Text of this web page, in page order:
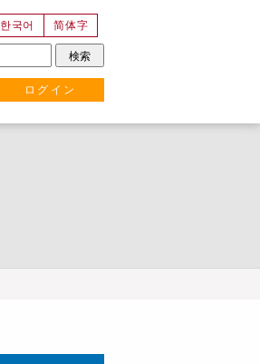
한국어 简体字
ログイン